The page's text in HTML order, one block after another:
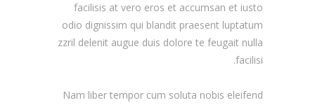
facilisis at vero eros et accumsan et iusto
odio dignissim qui blandit praesent luptatum
zzril delenit augue duis dolore te feugait nulla
facilisi.
Nam liber tempor cum soluta nobis eleifend